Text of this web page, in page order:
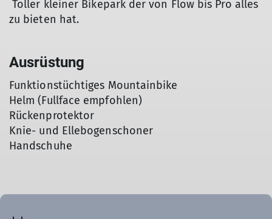
Toller kleiner Bikepark der von Flow bis Pro alles
zu bieten hat.
Ausrüstung
Funktionstüchtiges Mountainbike
Helm (Fullface empfohlen)
Rückenprotektor
Knie- und Ellebogenschoner
Handschuhe